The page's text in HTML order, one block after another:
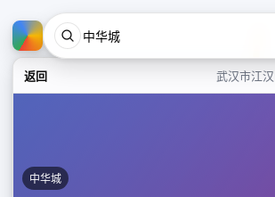
返回 武汉市江
中华城